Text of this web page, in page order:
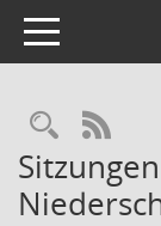
Toggle navigation